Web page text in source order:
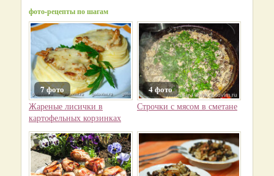
фото-рецепты по шагам
7 фото
Жареные лисички в
картофельных корзинках
4 фото
Строчки с мясом в сметане